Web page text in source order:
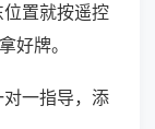
置就按遥控
好牌。
一指导，添